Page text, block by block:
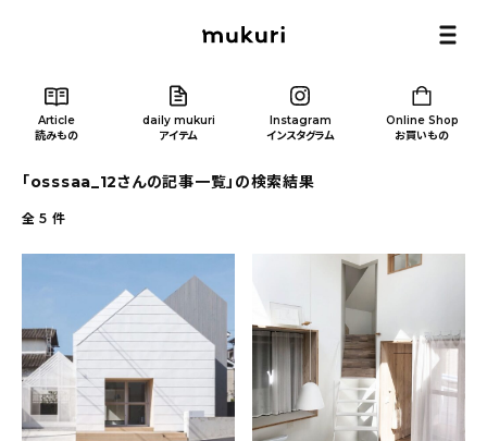
Article
読みもの
daily mukuri
アイテム
Instagram
インスタグラム
Online Shop
お買いもの
Article/ 読みもの
カテゴリー一覧
新着記事
「osssaa_12さんの記事一覧」の検索結果
全5 件